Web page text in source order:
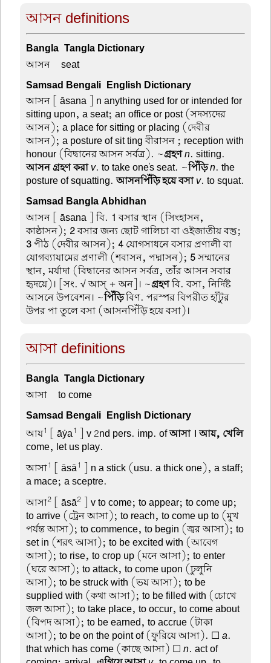
আসন definitions
Bangla-Tangla Dictionary
আসন –seat
Samsad Bengali-English Dictionary
আসন [ āsana ] n anything used for or intended for
sitting upon, a seat; an office or post (সদস্যদের
আসন); a place for sitting or placing (দেবীর
আসন); a posture of sit ting বীরাসন ; reception with
honour (বিদ্বানের আসন সর্বত্র). ~গ্রহণn. sitting.
আসন গ্রহণ করা v. to take one's seat. ~পিঁড়িn. the
posture of squatting.আসনপিঁড়ি হয়ে বসা v. to squat.
Samsad Bangla Abhidhan
আসন [ āsana ] বি. 1 বসার স্থান (সিংহাসন,
কাষ্ঠাসন); 2বসার জন্য ছোট গালিচা বা ওইজাতীয় বস্তু;
3পীঠ (দেবীর আসন);4 যোগসাধনে বসার প্রণালী বা
যোগব্যায়ামের প্রণালী (শবাসন, পদ্মাসন); 5সম্মানের
স্থান, মর্যাদা (বিদ্বানের আসন সর্বত্র, তাঁর আসন সবার
হৃদয়ে)। [সং. √ আস্ + অন]। ~গ্রহণবি. বসা, নির্দিষ্ট
আসনে উপবেশন। ~পিঁড়িবিণ. পরস্পর বিপরীত হাঁটুর
উপর পা তুলে বসা (আসনপিঁড়ি হয়ে বসা)।
আসা definitions
Bangla-Tangla Dictionary
আসা –to come
Samsad Bengali-English Dictionary
আয়1 [ āẏa1 ] v 2nd pers. imp. ofআসা । আয়, খেলি
come, let us play.
আসা1 [ āsā1
] n a stick (usu. a thick one), a staff;
a mace; a sceptre.
আসা2 [ āsā2
] v to come; to appear; to come up;
to arrive (ট্রেন আসা); to reach, to come up to (মুখ
পর্যন্ত আসা); to commence, to begin (জ্বর আসা); to
set in (শরৎ আসা); to be excited with (আবেগ
আসা); to rise, to crop up (মনে আসা); to enter
(ঘরে আসা); to attack, to come upon (ঢুলুনি
আসা); to be struck with (ভয় আসা); to be
supplied with (কথা আসা); to be filled with (চোখে
জল আসা); to take place, to occur, to come about
(বিপদ আসা); to be earned, to accrue (টাকা
আসা); to be on the point of (ফুরিয়ে আসা). ☐a.
that which has come (কাছে আসা) ☐n. act of